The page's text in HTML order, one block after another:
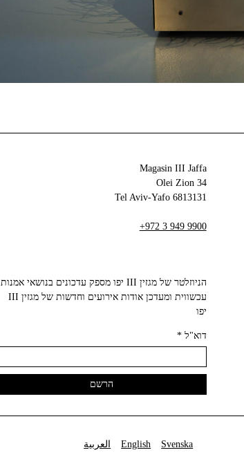
Magasin III Jaffa
34 Olei Zion
6813131 Tel Aviv-Yafo
+972 3 949 9900
הניוזלטר של מגזין III יפו מספק עדכונים בנושאי אמנות
עכשווית ומעדכן אודות אירועים וחדשות של מגזין III
יפו‬
דוא"ל*
Svenska
English العربية